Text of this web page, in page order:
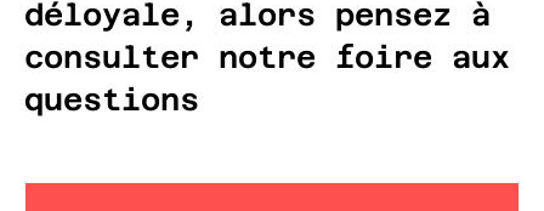
déloyale, alors pensez à
consulter notre foire aux
questions